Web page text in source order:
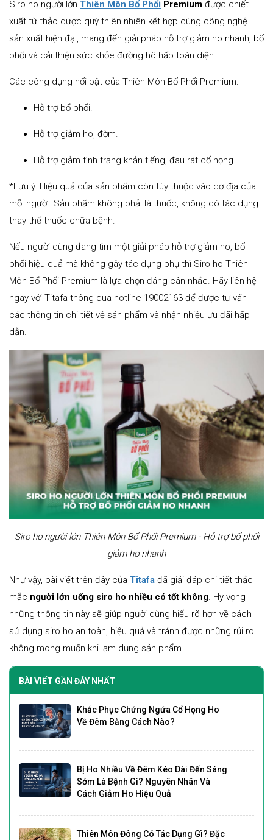
Siro ho người lớn Thiên Môn Bổ Phổi Premium được chiết
xuất từ thảo dược quý thiên nhiên kết hợp cùng công nghệ
sản xuất hiện đại, mang đến giải pháp hỗ trợ giảm ho nhanh, bổ
phổi và cải thiện sức khỏe đường hô hấp toàn diện.
Các công dụng nổi bật của Thiên Môn Bổ Phổi Premium:
Hỗ trợ bổ phổi.
Hỗ trợ giảm ho, đờm.
Hỗ trợ giảm tình trạng khản tiếng, đau rát cổ họng.
*Lưu ý: Hiệu quả của sản phẩm còn tùy thuộc vào cơ địa của
mỗi người. Sản phẩm không phải là thuốc, không có tác dụng
thay thế thuốc chữa bệnh.
Nếu người dùng đang tìm một giải pháp hỗ trợ giảm ho, bổ
phổi hiệu quả mà không gây tác dụng phụ thì Siro ho Thiên
Môn Bổ Phổi Premium là lựa chọn đáng cân nhắc. Hãy liên hệ
ngay với Titafa thông qua hotline 19002163 để được tư vấn
các thông tin chi tiết về sản phẩm và nhận nhiều ưu đãi hấp
dẫn.
Siro ho người lớn Thiên Môn Bổ Phổi Premium - Hỗ trợ bổ phổi
giảm ho nhanh
Như vậy, bài viết trên đây của Titafa đã giải đáp chi tiết thắc
mắc người lớn uống siro ho nhiều có tốt không. Hy vọng
những thông tin này sẽ giúp người dùng hiểu rõ hơn về cách
sử dụng siro ho an toàn, hiệu quả và tránh được những rủi ro
không mong muốn khi lạm dụng sản phẩm.
BÀI VIẾT GẦN ĐÂY NHẤT
Khắc Phục Chứng Ngứa Cổ Họng Ho
Về Đêm Bằng Cách Nào?
Bị Ho Nhiều Về Đêm Kéo Dài Đến Sáng
Sớm Là Bệnh Gì? Nguyên Nhân Và
Cách Giảm Ho Hiệu Quả
Thiên Môn Đông Có Tác Dụng Gì? Đặc